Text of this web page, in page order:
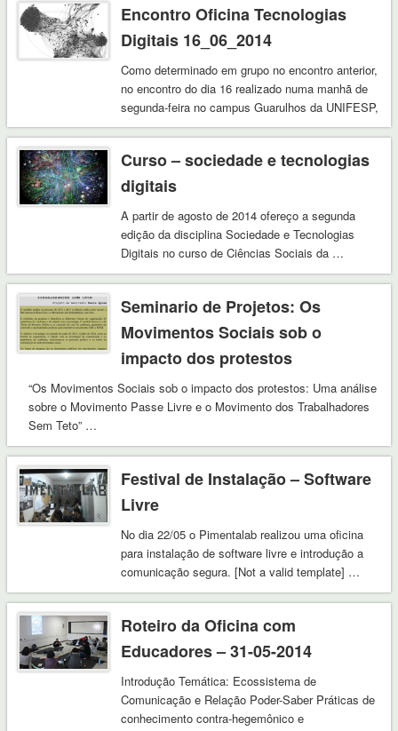
Encontro Oficina Tecnologias
Digitais 16_06_2014
Como determinado em grupo no encontro anterior,
no encontro do dia 16 realizado numa manhã de
segunda-feira no campus Guarulhos da UNIFESP,
…
Curso – sociedade e tecnologias
digitais
A partir de agosto de 2014 ofereço a segunda
edição da disciplina Sociedade e Tecnologias
Digitais no curso de Ciências Sociais da …
Seminario de Projetos: Os
Movimentos Sociais sob o
impacto dos protestos
“Os Movimentos Sociais sob o impacto dos protestos: Uma análise
sobre o Movimento Passe Livre e o Movimento dos Trabalhadores
Sem Teto” …
Festival de Instalação – Software
Livre
No dia 22/05 o Pimentalab realizou uma oficina
para instalação de software livre e introdução a
comunicação segura. [Not a valid template] …
Roteiro da Oficina com
Educadores – 31-05-2014
Introdução Temática: Ecossistema de
Comunicação e Relação Poder-Saber Práticas de
conhecimento contra-hegemônico e